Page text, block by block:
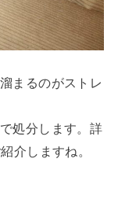
まるのがストレ
処分します。詳
介しますね。